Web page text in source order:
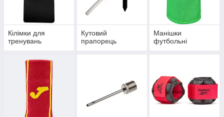
Кілімки для
тренувань
Кутовий
прапорець
Манішки
футбольні